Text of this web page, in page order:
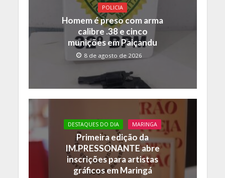
POLICIA
Homem é preso com arma
calibre .38 e cinco
munições em Paiçandu
8 de agosto de 2026
DESTAQUES DO DIA MARINGA
Primeira edição da
IM.PRESSONANTE abre
inscrições para artistas
gráficos em Maringá